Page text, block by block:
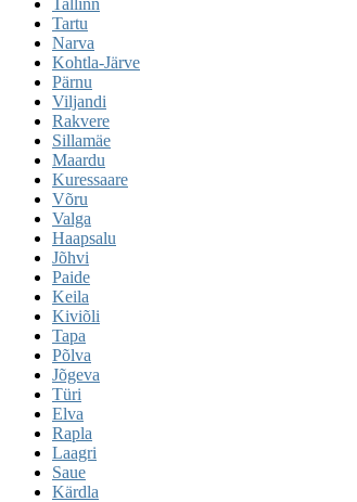
Tartu
Narva
Kohtla-Järve
Pärnu
Viljandi
Rakvere
Sillamäe
Maardu
Kuressaare
Võru
Valga
Haapsalu
Jõhvi
Paide
Keila
Kiviõli
Tapa
Põlva
Jõgeva
Türi
Elva
Rapla
Laagri
Saue
Kärdla